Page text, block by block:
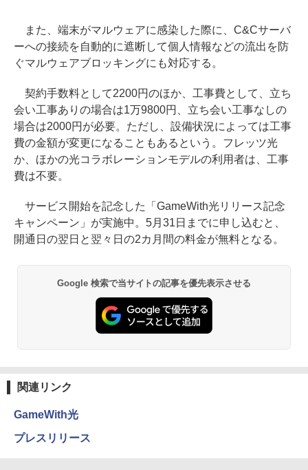
また、端末がマルウェアに感染した際に、C&Cサーバ
ーへの接続を自動的に遮断して個人情報などの流出を防
ぐマルウェアブロッキングにも対応する。
契約手数料として2200円のほか、工事費として、立ち
会い工事ありの場合は1万9800円、立ち会い工事なしの
場合は2000円が必要。ただし、設備状況によっては工事
費の金額が変更になることもあるという。フレッツ光
か、ほかの光コラボレーションモデルの利用者は、工事
費は不要。
サービス開始を記念した「GameWith光リリース記念
キャンペーン」が実施中。5月31日までに申し込むと、
開通日の翌日と翌々日の2カ月間の料金が無料となる。
Google 検索で当サイトの記事を優先表示させる
関連リンク
GameWith光
プレスリリース